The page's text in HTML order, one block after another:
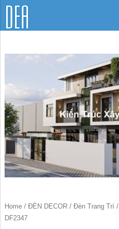
Home/ ĐÈN DECOR/ Đèn Trang Trí/
DF2347